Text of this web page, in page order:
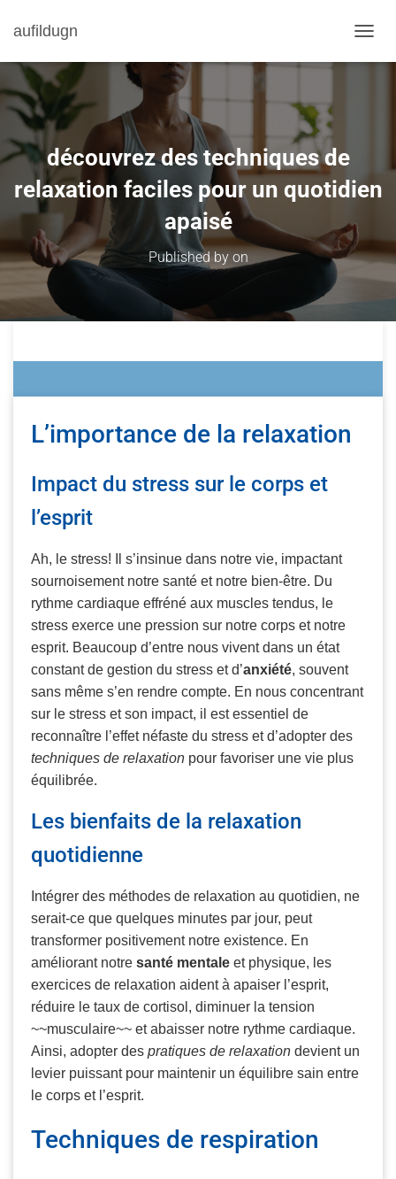
aufildugn
découvrez des techniques de
relaxation faciles pour un quotidien
apaisé
Published by on
L’importance de la relaxation
Impact du stress sur le corps et
l’esprit
Ah, le stress! Il s’insinue dans notre vie, impactant
sournoisement notre santé et notre bien-être. Du
rythme cardiaque effréné aux muscles tendus, le
stress exerce une pression sur notre corps et notre
esprit. Beaucoup d’entre nous vivent dans un état
constant de gestion du stress et d’anxiété, souvent
sans même s’en rendre compte. En nous concentrant
sur le stress et son impact, il est essentiel de
reconnaître l’effet néfaste du stress et d’adopter des
techniques de relaxation pour favoriser une vie plus
équilibrée.
Les bienfaits de la relaxation
quotidienne
Intégrer des méthodes de relaxation au quotidien, ne
serait-ce que quelques minutes par jour, peut
transformer positivement notre existence. En
améliorant notre santé mentale et physique, les
exercices de relaxation aident à apaiser l’esprit,
réduire le taux de cortisol, diminuer la tension
~~musculaire~~ et abaisser notre rythme cardiaque.
Ainsi, adopter des pratiques de relaxation devient un
levier puissant pour maintenir un équilibre sain entre
le corps et l’esprit.
Techniques de respiration